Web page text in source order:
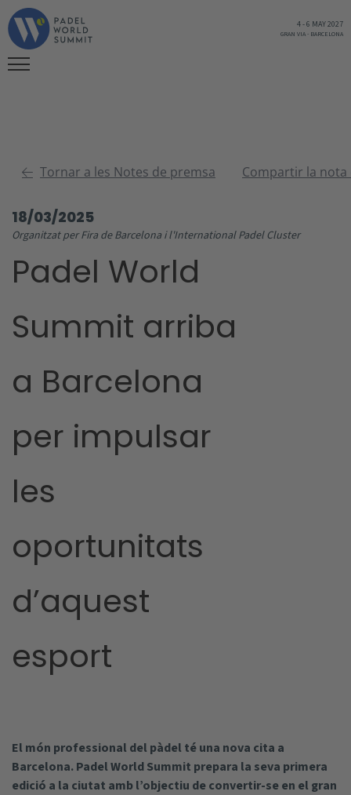
4-6 MAY 2027
GRAN VIA- BARCELONA
Tornar a les Notes de premsa Compartir la nota
18/03/2025
Organitzat per Fira de Barcelona i l'International Padel Cluster
Padel World
Summit arriba
a Barcelona
per impulsar
les
oportunitats
d’aquest
esport
El món professional del pàdel té una nova cita a
Barcelona. Padel World Summit prepara la seva primera
edició a la ciutat amb l’objectiu de convertir-se en el gran